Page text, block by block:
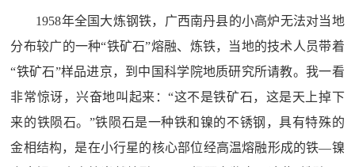
1958年全国大炼钢铁，广西南丹县的小高炉无法对当地
分布较广的一种“铁矿石”熔融、炼铁，当地的技术人员带着
“铁矿石”样品进京，到中国科学院地质研究所请教。我一看
非常惊讶，兴奋地叫起来：“这不是铁矿石，这是天上掉下
来的铁陨石。”铁陨石是一种铁和镍的不锈钢，具有特殊的
金相结构，是在小行星的核心部位经高温熔融形成的铁—镍